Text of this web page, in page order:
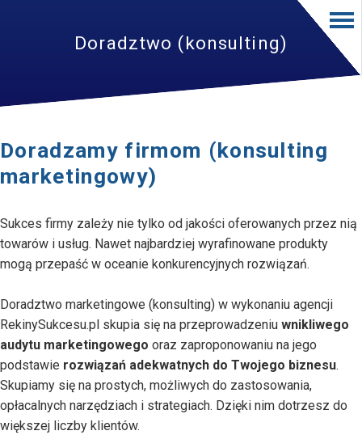
Doradztwo (konsulting)
Doradzamy firmom (konsulting
marketingowy)
Sukces firmy zależy nie tylko od jakości oferowanych przez nią
towarów i usług. Nawet najbardziej wyrafinowane produkty
mogą przepaść w oceanie konkurencyjnych rozwiązań.
Doradztwo marketingowe (konsulting) w wykonaniu agencji
RekinySukcesu.pl skupia się na przeprowadzeniu wnikliwego
audytu marketingowego oraz zaproponowaniu na jego
podstawie rozwiązań adekwatnych do Twojego biznesu.
Skupiamy się na prostych, możliwych do zastosowania,
opłacalnych narzędziach i strategiach. Dzięki nim dotrzesz do
większej liczby klientów.